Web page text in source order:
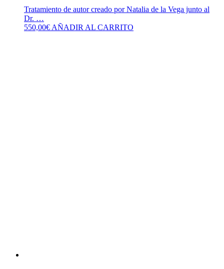
Tratamiento de autor creado por Natalia de la Vega junto al
Dr. …
550,00€ AÑADIR AL CARRITO